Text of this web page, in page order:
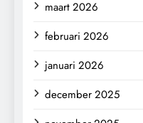
maart 2026
februari 2026
januari 2026
december 2025